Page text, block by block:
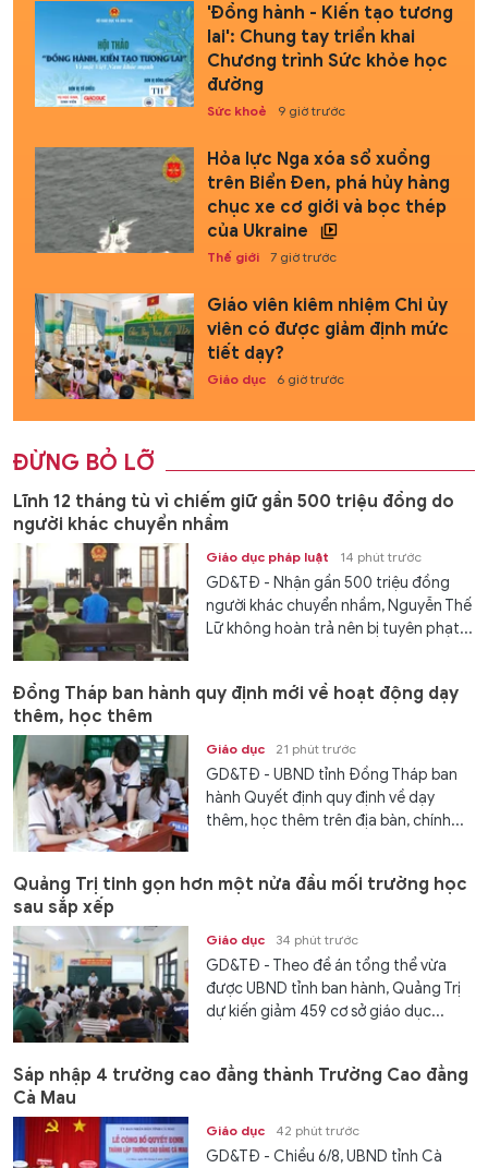
'Đồng hành - Kiến tạo tương
lai': Chung tay triển khai
Chương trình Sức khỏe học
đường
Sức khoẻ 9 giờ trước
Hỏa lực Nga xóa sổ xuồng
trên Biển Đen, phá hủy hàng
chục xe cơ giới và bọc thép
của Ukraine
Thế giới 7 giờ trước
Giáo viên kiêm nhiệm Chi ủy
viên có được giảm định mức
tiết dạy?
Giáo dục 6 giờ trước
ĐỪNG BỎ LỠ
Lĩnh 12 tháng tù vì chiếm giữ gần 500 triệu đồng do
người khác chuyển nhầm
Giáo dục pháp luật 14 phút trước
GD&TĐ - Nhận gần 500 triệu đồng
người khác chuyển nhầm, Nguyễn Thế
Lữ không hoàn trả nên bị tuyên phạt...
Đồng Tháp ban hành quy định mới về hoạt động dạy
thêm, học thêm
Giáo dục 21 phút trước
GD&TĐ - UBND tỉnh Đồng Tháp ban
hành Quyết định quy định về dạy
thêm, học thêm trên địa bàn, chính...
Quảng Trị tinh gọn hơn một nửa đầu mối trường học
sau sắp xếp
Giáo dục 34 phút trước
GD&TĐ - Theo đề án tổng thể vừa
được UBND tỉnh ban hành, Quảng Trị
dự kiến giảm 459 cơ sở giáo dục...
Sáp nhập 4 trường cao đẳng thành Trường Cao đẳng
Cà Mau
Giáo dục 42 phút trước
GD&TĐ - Chiều 6/8, UBND tỉnh Cà